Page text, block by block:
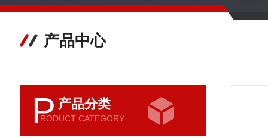
产品中心
P 产品分类
RODUCT CATEGORY